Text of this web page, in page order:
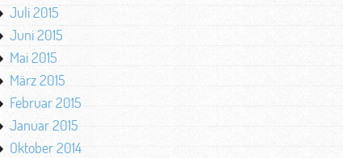
Juli 2015
Juni 2015
Mai 2015
März 2015
Februar 2015
Januar 2015
Oktober 2014